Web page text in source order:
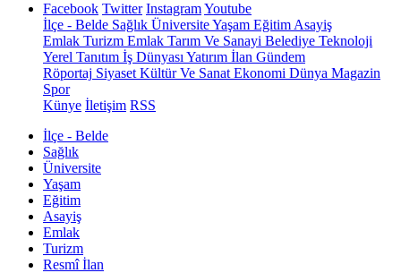
Facebook Twitter InstagramYoutube
İlçe - Belde Sağlık ÜniversiteYaşam Eğitim Asayiş
Emlak Turizm Emlak Tarım Ve Sanayi Belediye Teknoloji
Yerel Tanıtım İş Dünyası Yatırım İlan Gündem
Röportaj Siyaset Kültür Ve Sanat Ekonomi Dünya Magazin
Spor
Künye İletişim RSS
İlçe - Belde
Sağlık
Üniversite
Yaşam
Eğitim
Asayiş
Emlak
Turizm
Resmî İlan